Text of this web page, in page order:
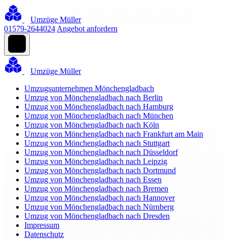
Umzüge Müller
01579-2644024 Angebot anfordern
Umzüge Müller
Umzugsunternehmen Mönchengladbach
Umzug von Mönchengladbach nach Berlin
Umzug von Mönchengladbach nach Hamburg
Umzug von Mönchengladbach nach München
Umzug von Mönchengladbach nach Köln
Umzug von Mönchengladbach nach Frankfurt am Main
Umzug von Mönchengladbach nach Stuttgart
Umzug von Mönchengladbach nach Düsseldorf
Umzug von Mönchengladbach nach Leipzig
Umzug von Mönchengladbach nach Dortmund
Umzug von Mönchengladbach nach Essen
Umzug von Mönchengladbach nach Bremen
Umzug von Mönchengladbach nach Hannover
Umzug von Mönchengladbach nach Nürnberg
Umzug von Mönchengladbach nach Dresden
Impressum
Datenschutz